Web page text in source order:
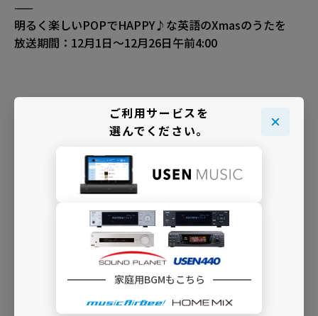
——
明るく楽しいPOPでHAPPY♪な英語のXmasのうたを
放送期間：12月1日～12月26日午前4:00
「クリスマスBGMセレクション2024」TOPページへ戻る
ご利用サービスを
選んでください。
家庭用BGMもこちら